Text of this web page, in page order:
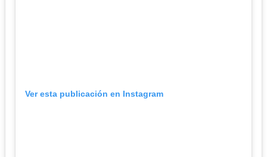
Ver esta publicación en Instagram